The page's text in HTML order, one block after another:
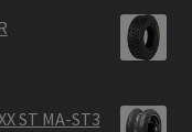
ST MA-ST3